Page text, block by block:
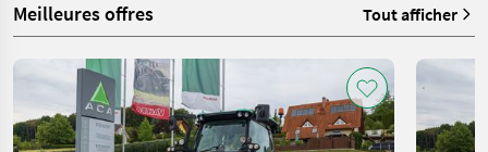
Meilleures offres Tout afficher